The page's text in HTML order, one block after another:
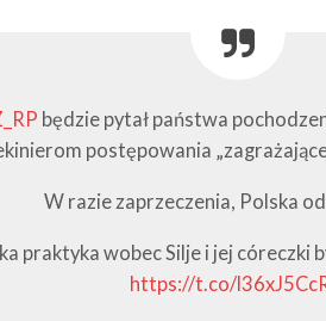
będzie pytał państwa
postępowania
W razie zaprzeczenia, Polska
praktyka wobec Silje i jej córeczki
https://t.co/